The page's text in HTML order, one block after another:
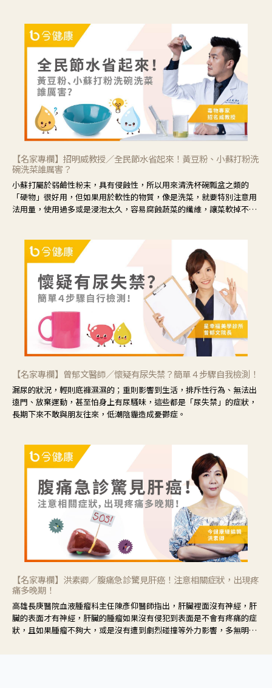
候就要使用菊花、金銀花來治療；假如單純的眼睛乾澀，結膜沒有紅，
眼睛周圍沒有眼屎，這種情況是屬於「陰虛」，就可以使用枸杞、蓮
藕、麥門冬、山藥等比較滋潤的藥材，效果就更顯著。
【名家專欄】招明威教授／全民節水省起來！黃豆粉、小蘇打粉洗
碗洗菜誰厲害？
小蘇打屬於弱鹼性粉末，具有侵蝕性，所以用來清洗杯碗瓢盆之類的
「硬物」很好用，但如果用於軟性的物質，像是洗菜，就要特別注意用
法用量，使用過多或是浸泡太久，容易腐蝕蔬菜的纖維，讓菜軟掉不清
【名家專欄】曾郁文醫師／懷疑有尿失禁？簡單４步驟自我檢測！
漏尿的狀況，輕則底褲濕濕的；重則影響到生活，排斥性行為、無法出
遠門、放棄運動，甚至怕身上有尿騷味，這些都是「尿失禁」的症狀，
長期下來不敢與朋友往來，低潮陰霾造成憂鬱症。
【名家專欄】洪素卿／腹痛急診驚見肝癌！注意相關症狀，出現疼
痛多晚期！
高雄長庚醫院血液腫瘤科主任陳彥仰醫師指出，肝臟裡面沒有神經，肝
臟的表面才有神經，肝臟的腫瘤如果沒有侵犯到表面是不會有疼痛的症
狀，且如果腫瘤不夠大，或是沒有遭到劇烈碰撞等外力影響，多無明顯